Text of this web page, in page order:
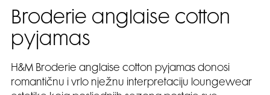
Broderie anglaise cotton
pyjamas
H&M Broderie anglaise cotton pyjamas donosi
romantičnu i vrlo nježnu interpretaciju loungewear